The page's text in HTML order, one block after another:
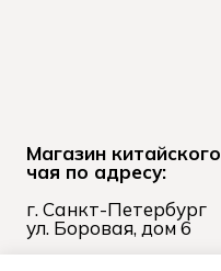
Магазин китайского
чая по адресу:
г. Санкт-Петербург
ул. Боровая, дом 6